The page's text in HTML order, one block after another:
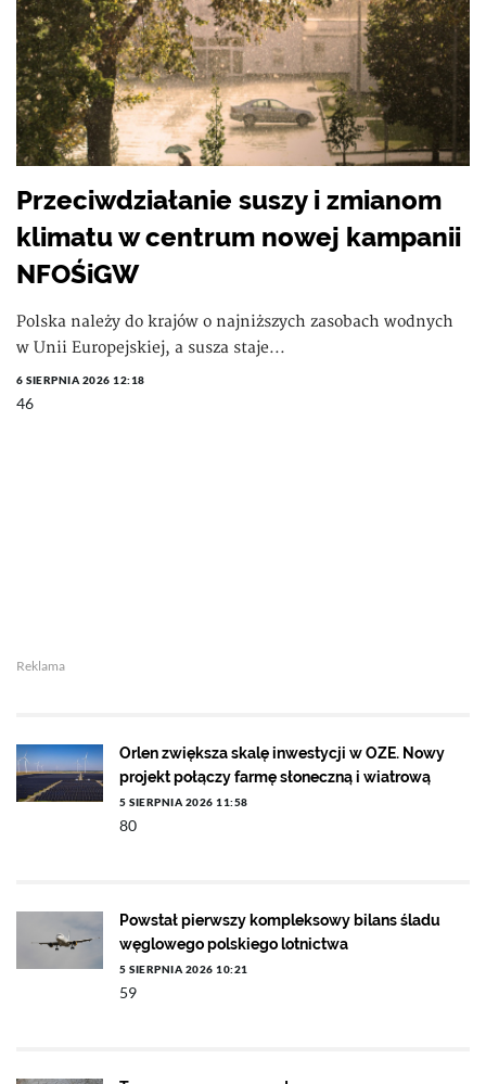
Przeciwdziałanie suszy i zmianom
klimatu w centrum nowej kampanii
NFOŚiGW
Polska należy do krajów o najniższych zasobach wodnych
w Unii Europejskiej, a susza staje...
6 SIERPNIA 2026 12:18
46
Reklama
Orlen zwiększa skalę inwestycji w OZE. Nowy
projekt połączy farmę słoneczną i wiatrową
5 SIERPNIA 2026 11:58
80
Powstał pierwszy kompleksowy bilans śladu
węglowego polskiego lotnictwa
5 SIERPNIA 2026 10:21
59